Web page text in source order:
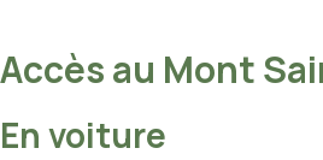
Accès au Mont
En voiture